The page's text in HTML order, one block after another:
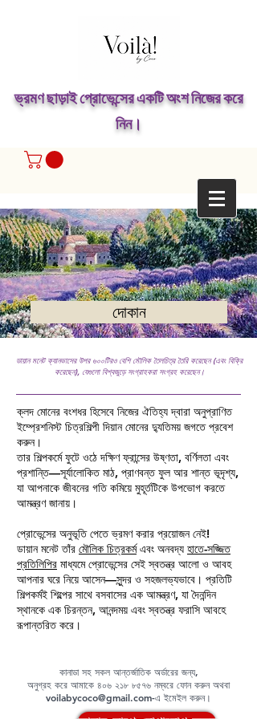
ভ্রমণ ছাড়াই প্রোভেন্সের একটি অংশ নিজের করে
নিন।
দোকান
ডায়ান মনেট ক্যানভাসের উপর ৬০০টিরও বেশি মৌলিক তৈলচিত্র তৈরি করেছেন (এবং বিক্রি
করেছেন), যেগুলো বিশ্বজুড়ে সংগ্রাহকরা সংগ্রহ করেছেন।
ক্লদ মোনের বংশধর হিসেবে নিজের ঐতিহ্য দ্বারা অনুপ্রাণিত
ইম্প্রেশনিস্ট চিত্রশিল্পী দিয়ান মোনের দ্যুতিময় জগতে প্রবেশ
করুন।
তার শিল্পকর্মে ফুটে ওঠে দক্ষিণ ফ্রান্সের উষ্ণতা, বর্ণিলতা এবং
প্রশান্তি—সূর্যালোকিত মাঠ, প্রাণবন্ত ফুল আর শান্ত ভূদৃশ্য,
যা আপনাকে জীবনের গতি কমিয়ে মুহূর্তটিকে উপভোগ করতে
আমন্ত্রণ জানায়।
প্রোভেন্সের অনুভূতি পেতে ভ্রমণ করার প্রয়োজন নেই!
ডায়ান মনেট তাঁর মৌলিক চিত্রকর্মএবং অনবদ্য হাতে-সজ্জিত
প্রতিলিপির মাধ্যমে প্রোভেন্সের সেই স্বতন্ত্র আলো ও আবহ
আপনার ঘরে নিয়ে আসেন—সুন্দর ও সহজলভ্যভাবে। প্রতিটি
শিল্পকর্মই শিল্পের সাথে বসবাসের এক আমন্ত্রণ, যা দৈনন্দিন
স্থানকে এক চিরন্তন, আনন্দময় এবং স্বতন্ত্র ফরাসি আবহে
রূপান্তরিত করে।
কানাডা সহ সকল আন্তর্জাতিক অর্ডারের জন্য,
অনুগ্রহ করে আমাকে ৪০৬ ২১৮ ৮৫৭৬ নম্বরে ফোন করুন অথবা
voilabycoco@gmail.com-এ ইমেইল করুন।